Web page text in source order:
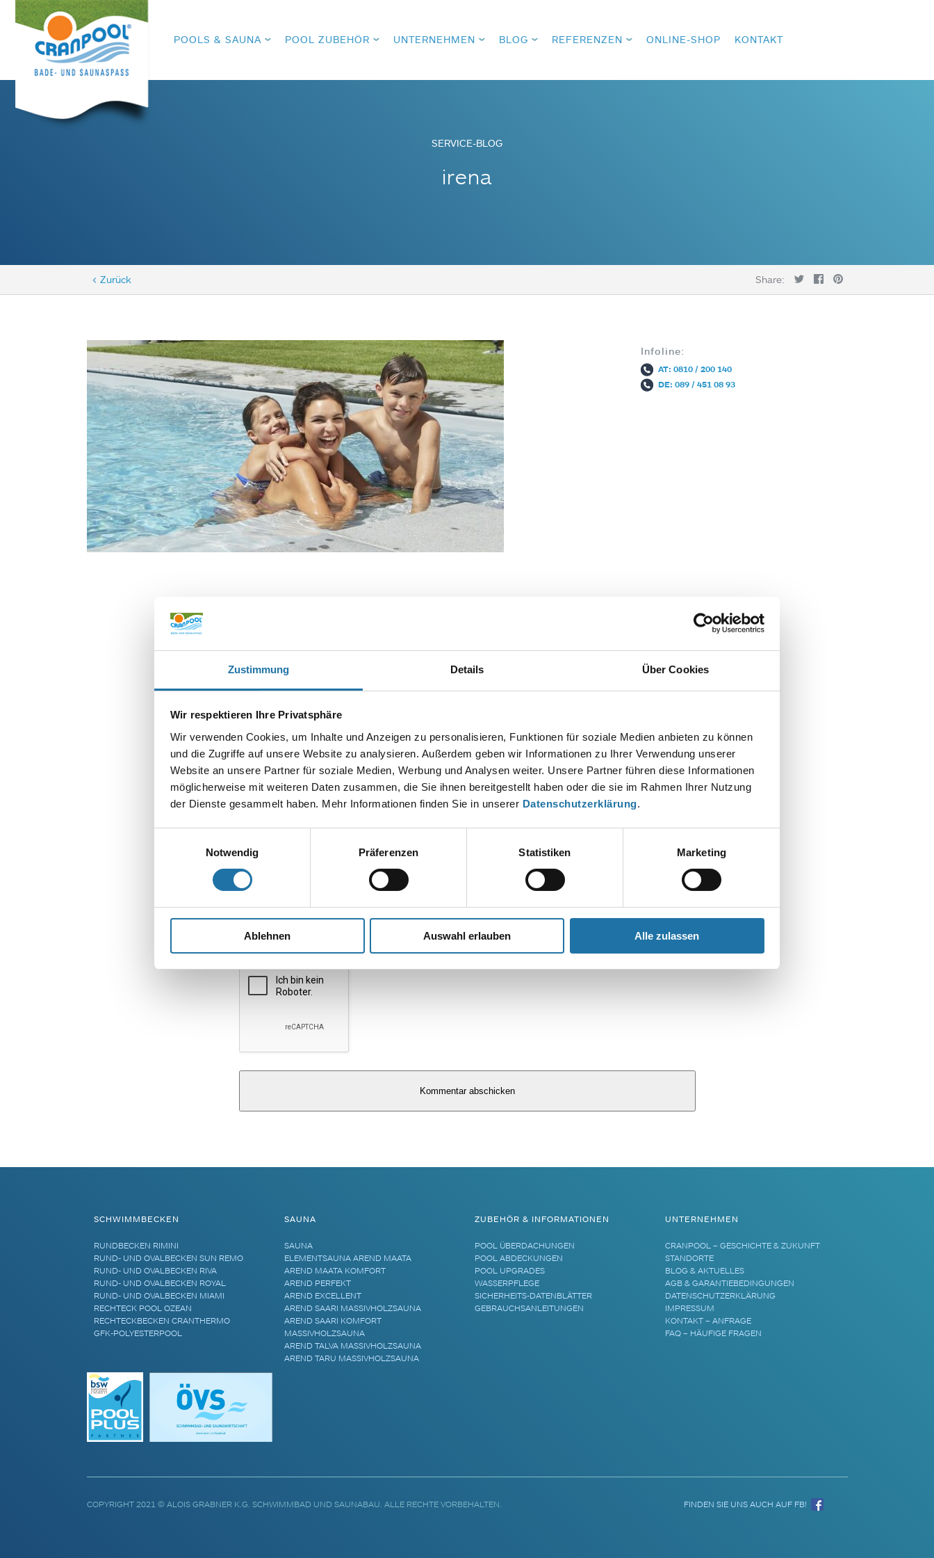
Zustimmung Details Über Cookies
Wir respektieren Ihre Privatsphäre
Wir verwenden Cookies, um Inhalte und Anzeigen zu personalisieren, Funktionen für soziale Medien anbieten zu können
und die Zugriffe auf unsere Website zu analysieren. Außerdem geben wir Informationen zu Ihrer Verwendung unserer
Website an unsere Partner für soziale Medien, Werbung und Analysen weiter. Unsere Partner führen diese Informationen
möglicherweise mit weiteren Daten zusammen, die Sie ihnen bereitgestellt haben oder die sie im Rahmen Ihrer Nutzung
der Dienste gesammelt haben. Mehr Informationen finden Sie in unserer Datenschutzerklärung.
Notwendig
Präferenzen Statistiken Marketing
Ablehnen Auswahl erlauben Alle zulassen
POOLS & SAUNA POOL ZUBEHÖR UNTERNEHMEN BLOG REFERENZEN ONLINE-SHOP KONTAKT
SERVICE-BLOG
irena
< Zurück Share:
Infoline:
AT: 0810 / 200 140
DE: 089 / 451 08 93
Deine E-Mail-Adresse wird nicht veröffentlicht.
Kommentar*
E-Mail-Adresse
Website
SCHWIMMBECKEN
RUNDBECKEN RIMINI
RUND- UND OVALBECKEN SUN REMO
RUND- UND OVALBECKEN RIVA
RUND- UND OVALBECKEN ROYAL
RUND- UND OVALBECKEN MIAMI
RECHTECK POOL OZEAN
RECHTECKBECKEN CRANTHERMO
GFK-POLYESTERPOOL
SAUNA
SAUNA
ELEMENTSAUNA AREND MAATA
AREND MAATA KOMFORT
AREND PERFEKT
AREND EXCELLENT
AREND SAARI MASSIVHOLZSAUNA
AREND SAARI KOMFORT
MASSIVHOLZSAUNA
AREND TALVA MASSIVHOLZSAUNA
AREND TARU MASSIVHOLZSAUNA
ZUBEHÖR & INFORMATIONEN
POOL ÜBERDACHUNGEN
POOL ABDECKUNGEN
POOL UPGRADES
WASSERPFLEGE
SICHERHEITS-DATENBLÄTTER
GEBRAUCHSANLEITUNGEN
UNTERNEHMEN
CRANPOOL – GESCHICHTE & ZUKUNFT
STANDORTE
BLOG & AKTUELLES
AGB & GARANTIEBEDINGUNGEN
DATENSCHUTZERKLÄRUNG
IMPRESSUM
KONTAKT – ANFRAGE
FAQ – HÄUFIGE FRAGEN
COPYRIGHT 2021 © ALOIS GRABNER K.G. SCHWIMMBAD UND SAUNABAU. ALLE RECHTE VORBEHALTEN. FINDEN SIE UNS AUCH AUF FB!